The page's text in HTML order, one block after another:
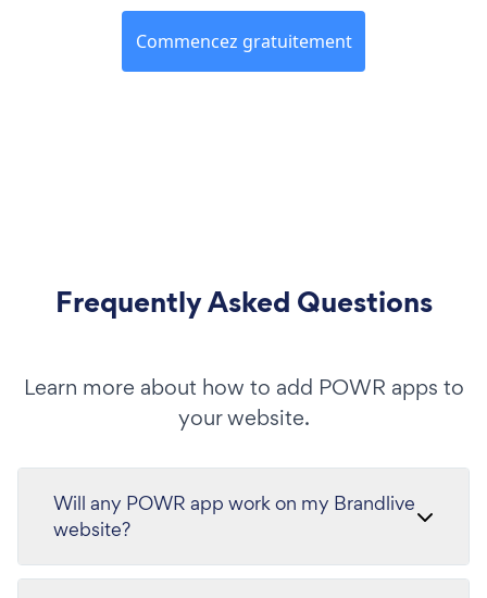
Commencez gratuitement
Frequently Asked Questions
Learn more about how to add POWR apps to
your website.
Will any POWR app work on my Brandlive
website?